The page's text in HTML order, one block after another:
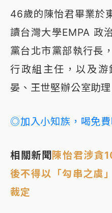
46歲的陳怡君畢業於
讀台灣大學EMPA 政
黨台北市黨部執行長
行政組主任，以及
晏、王世堅辦公室助理
◎加入小知族，喝免
相關新聞 陳怡君涉貪
後不得以「勾串之虞
裁定